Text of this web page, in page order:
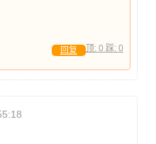
顶: 0 踩: 0
回复